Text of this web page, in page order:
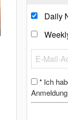
Daily
* Ich